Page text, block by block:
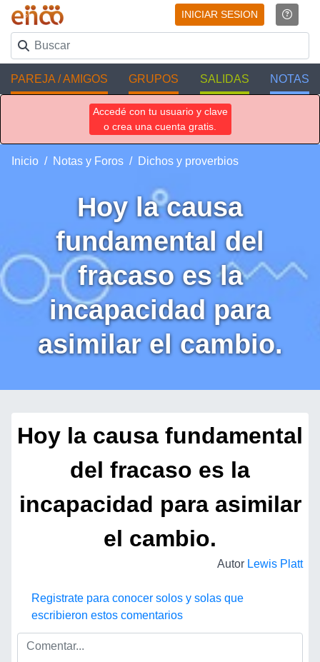
INICIAR SESION
PAREJA / AMIGOS GRUPOS SALIDAS NOTAS
Accedé con tu usuario y clave
o crea una cuenta gratis.
Inicio Notas y Foros Dichos y proverbios
Hoy la causa
fundamental del
fracaso es la
incapacidad para
asimilar el cambio.
Hoy la causa fundamental
del fracaso es la
incapacidad para asimilar
el cambio.
Autor Lewis Platt
Registrate para conocer solos y solas que
escribieron estos comentarios